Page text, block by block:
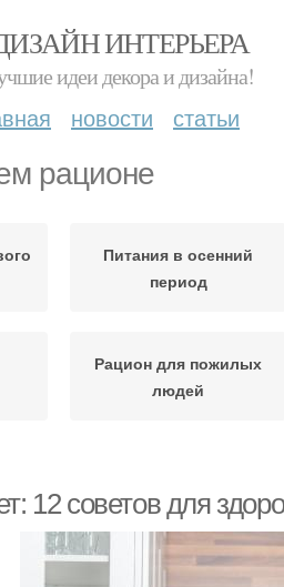
ИНТЕРЬЕРА
идеи декора и дизайна!
новости статьи
рационе
Питания в осенний
период
Рацион для пожилых
людей
12 советов для